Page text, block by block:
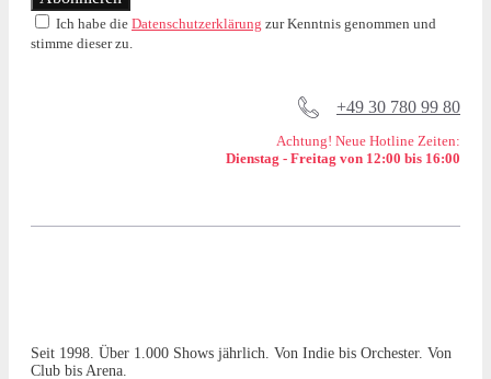
Ich habe die Datenschutzerklärung zur Kenntnis genommen und
stimme dieser zu.
+49 30 780 99 80
Achtung! Neue Hotline Zeiten:
Dienstag - Freitag von 12:00 bis 16:00
Seit 1998. Über 1.000 Shows jährlich. Von Indie bis Orchester. Von
Club bis Arena.